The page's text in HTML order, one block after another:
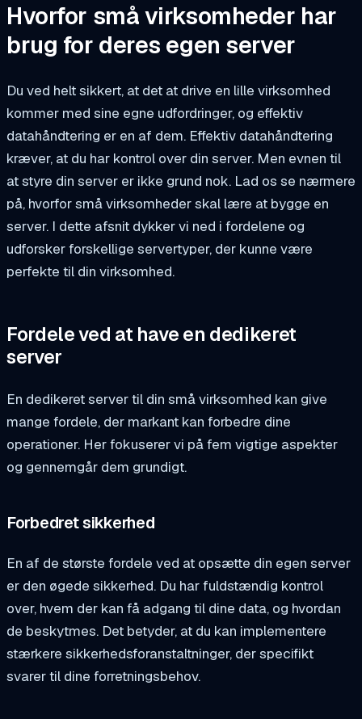
Hvorfor små virksomheder har
brug for deres egen server
Du ved helt sikkert, at det at drive en lille virksomhed
kommer med sine egne udfordringer, og effektiv
datahåndtering er en af dem. Effektiv datahåndtering
kræver, at du har kontrol over din server. Men evnen til
at styre din server er ikke grund nok. Lad os se nærmere
på, hvorfor små virksomheder skal lære at bygge en
server. I dette afsnit dykker vi ned i fordelene og
udforsker forskellige servertyper, der kunne være
perfekte til din virksomhed.
Fordele ved at have en dedikeret
server
En dedikeret server til din små virksomhed kan give
mange fordele, der markant kan forbedre dine
operationer. Her fokuserer vi på fem vigtige aspekter
og gennemgår dem grundigt.
Forbedret sikkerhed
En af de største fordele ved at opsætte din egen server
er den øgede sikkerhed. Du har fuldstændig kontrol
over, hvem der kan få adgang til dine data, og hvordan
de beskytmes. Det betyder, at du kan implementere
stærkere sikkerhedsforanstaltninger, der specifikt
svarer til dine forretningsbehov.